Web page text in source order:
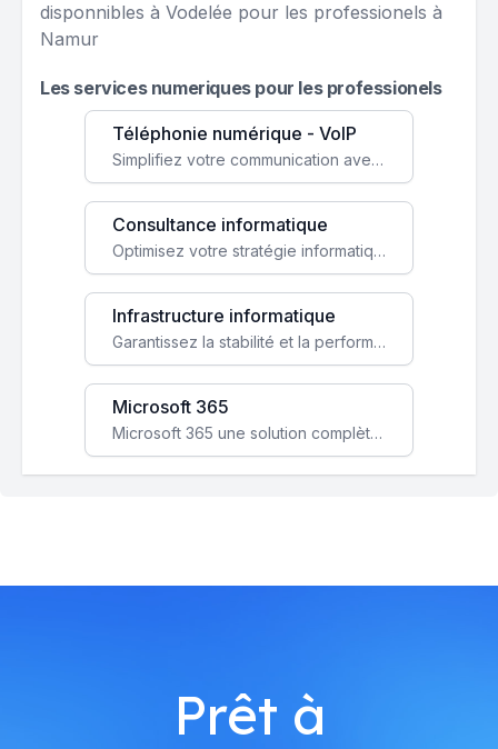
disponnibles à Vodelée pour les professionels à
Namur
Les services numeriques pour les professionels
Téléphonie numérique - VoIP
Simplifiez votre communication avec une solution VoIP flexible, économique et adaptée à vos besoins professionnels.
Consultance informatique
Optimisez votre stratégie informatique avec l'expertise de nos consultants pour améliorer votre efficacité et sécurité.
Infrastructure informatique
Garantissez la stabilité et la performance de votre entreprise avec une infrastructure IT sécurisée et évolutive.
Microsoft 365
Microsoft 365 une solution complète qui booste votre productivité, renforce la sécurité de vos données et facilite la collaboration.
Prêt à